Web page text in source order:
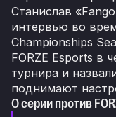
Станислав
интервью во
Championships
FORZE Esports в
турнира и
поднимают
О серии против